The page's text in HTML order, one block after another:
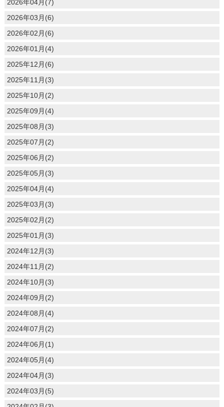
2026年04月(7)
2026年03月(6)
2026年02月(6)
2026年01月(4)
2025年12月(6)
2025年11月(3)
2025年10月(2)
2025年09月(4)
2025年08月(3)
2025年07月(2)
2025年06月(2)
2025年05月(3)
2025年04月(4)
2025年03月(3)
2025年02月(2)
2025年01月(3)
2024年12月(3)
2024年11月(2)
2024年10月(3)
2024年09月(2)
2024年08月(4)
2024年07月(2)
2024年06月(1)
2024年05月(4)
2024年04月(3)
2024年03月(5)